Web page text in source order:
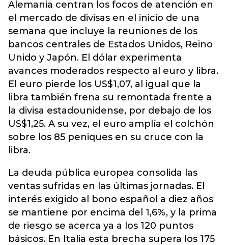
Alemania centran los focos de atención en
el mercado de divisas en el inicio de una
semana que incluye la reuniones de los
bancos centrales de Estados Unidos, Reino
Unido y Japón. El dólar experimenta
avances moderados respecto al euro y libra.
El euro pierde los US$1,07, al igual que la
libra también frena su remontada frente a
la divisa estadounidense, por debajo de los
US$1,25. A su vez, el euro amplía el colchón
sobre los 85 peniques en su cruce con la
libra.
La deuda pública europea consolida las
ventas sufridas en las últimas jornadas. El
interés exigido al bono español a diez años
se mantiene por encima del 1,6%, y la prima
de riesgo se acerca ya a los 120 puntos
básicos. En Italia esta brecha supera los 175